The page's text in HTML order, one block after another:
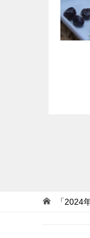
「2024